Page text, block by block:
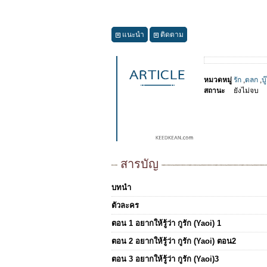
แนะนำ ติดตาม
หมวดหมู่ รัก ,ตลก ,บู๊
สถานะ
ยังไม่จบ
สารบัญ
บทนำ
ตัวละคร
ตอน 1 อยากให้รู้ว่า กูรัก (Yaoi) 1
ตอน 2 อยากให้รู้ว่า กูรัก (Yaoi) ตอน2
ตอน 3 อยากให้รู้ว่า กูรัก (Yaoi)3